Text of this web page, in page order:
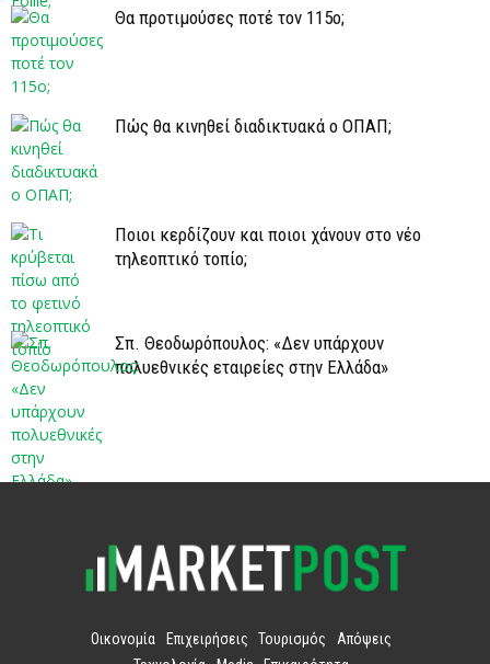
Θα προτιμούσες ποτέ τον 115ο;
Πώς θα κινηθεί διαδικτυακά ο ΟΠΑΠ;
Ποιοι κερδίζουν και ποιοι χάνουν στο νέο
τηλεοπτικό τοπίο;
Σπ. Θεοδωρόπουλος: «Δεν υπάρχουν
πολυεθνικές εταιρείες στην Ελλάδα»
Οικονομία Επιχειρήσεις Τουρισμός
Απόψεις